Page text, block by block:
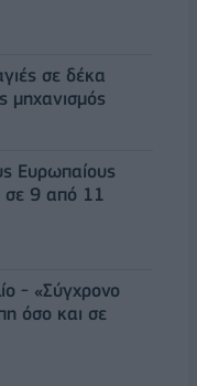
σε δέκα
μηχανισμός
Ευρωπαίους
σε 9 από 11
- «Σύγχρονο
όσο και σε